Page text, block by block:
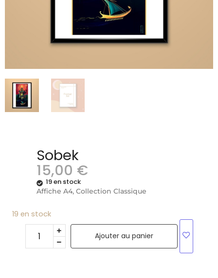
Sobek
15,00 €
19 en stock
Affiche A4, Collection Classique
19 en stock
Ajouter au panier